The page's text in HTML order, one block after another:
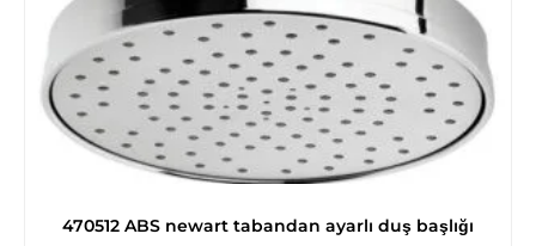
470512 ABS newart tabandan ayarlı duş başlığı